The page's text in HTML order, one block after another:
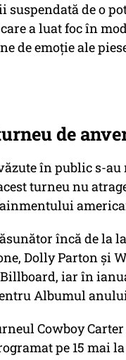
de o
a luat foc în
emoție ale
de
în public s-
turneu nu
încă de la
Dolly Parton și
iar în
Albumul
Cowboy
pe 15 mai